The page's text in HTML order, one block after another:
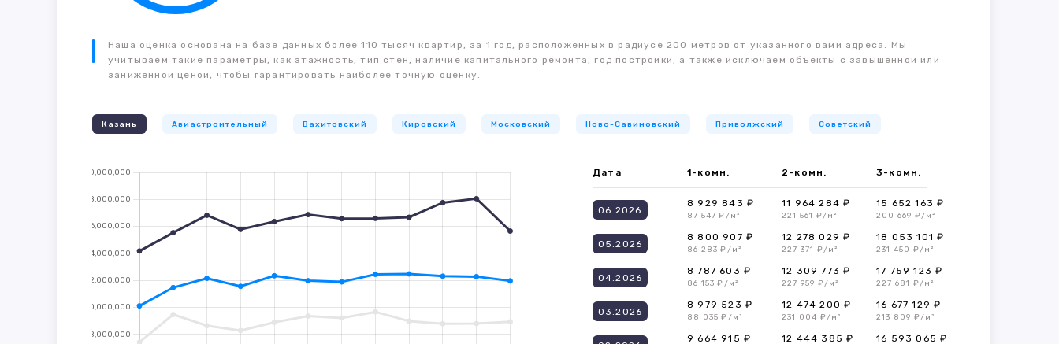
Наша оценка основана на базе данных более 110 тысяч квартир, за 1 год, расположенных в радиусе 200 метров от указанного вами адреса. Мы
учитываем такие параметры, как этажность, тип стен, наличие капитального ремонта, год постройки, а также исключаем объекты с завышенной или
заниженной ценой, чтобы гарантировать наиболее точную оценку.
Казань Авиастроительный Вахитовский Кировский Московский Ново-Савиновский Приволжский Советский
Дата 1-комн. 2-комн. 3-комн.
06.2026
8 929 843 ₽
87 547 ₽/м²
11 964 284 ₽
221 561 ₽/м²
15 652 163 ₽
200 669 ₽/м²
05.2026
8 800 907 ₽
86 283 ₽/м²
12 278 029 ₽
227 371 ₽/м²
18 053 101 ₽
231 450 ₽/м²
04.2026
8 787 603 ₽
86 153 ₽/м²
12 309 773 ₽
227 959 ₽/м²
17 759 123 ₽
227 681 ₽/м²
03.2026
8 979 523 ₽
88 035 ₽/м²
12 474 200 ₽
231 004 ₽/м²
16 677 129 ₽
213 809 ₽/м²
9 664 915 ₽ 12 444 385 ₽ 16 593 065 ₽